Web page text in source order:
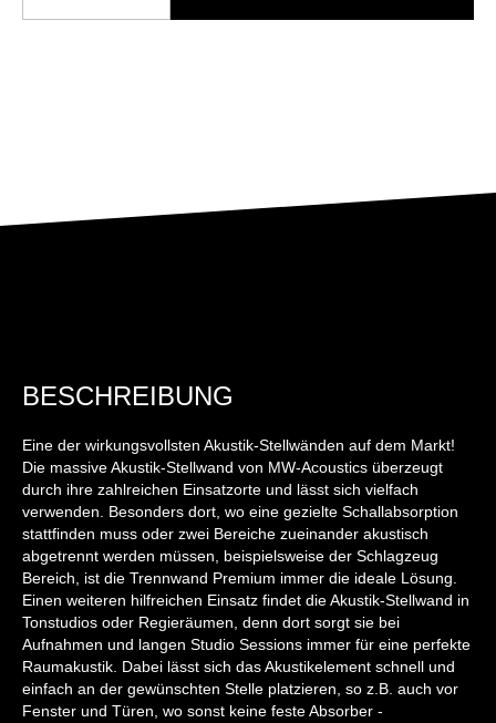
BESCHREIBUNG
Eine der wirkungsvollsten Akustik-Stellwänden auf dem Markt!
Die massive Akustik-Stellwand von MW-Acoustics überzeugt
durch ihre zahlreichen Einsatzorte und lässt sich vielfach
verwenden. Besonders dort, wo eine gezielte Schallabsorption
stattfinden muss oder zwei Bereiche zueinander akustisch
abgetrennt werden müssen, beispielsweise der Schlagzeug
Bereich, ist die Trennwand Premium immer die ideale Lösung.
Einen weiteren hilfreichen Einsatz findet die Akustik-Stellwand in
Tonstudios oder Regieräumen, denn dort sorgt sie bei
Aufnahmen und langen Studio Sessions immer für eine perfekte
Raumakustik. Dabei lässt sich das Akustikelement schnell und
einfach an der gewünschten Stelle platzieren, so z.B. auch vor
Fenster und Türen, wo sonst keine feste Absorber -